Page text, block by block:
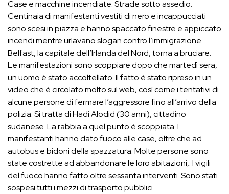
Case e macchine incendiate. Strade sotto assedio.
Centinaia di manifestanti vestiti di nero e incappucciati
sono scesi in piazza e hanno spaccato finestre e appiccato
incendi mentre urlavano slogan contro l’immigrazione.
Belfast, la capitale dell’Irlanda del Nord, torna a bruciare.
Le manifestazioni sono scoppiare dopo che martedì sera,
un uomo è stato accoltellato. Il fatto è stato ripreso in un
video che è circolato molto sul web, così come i tentativi di
alcune persone di fermare l’aggressore fino all’arrivo della
polizia. Si tratta di Hadi Alodid (30 anni), cittadino
sudanese. La rabbia a quel punto è scoppiata. I
manifestanti hanno dato fuoco alle case, oltre che ad
autobus e bidoni della spazzatura. Molte persone sono
state costrette ad abbandonare le loro abitazioni,. I vigili
del fuoco hanno fatto oltre sessanta interventi. Sono stati
sospesi tutti i mezzi di trasporto pubblici.